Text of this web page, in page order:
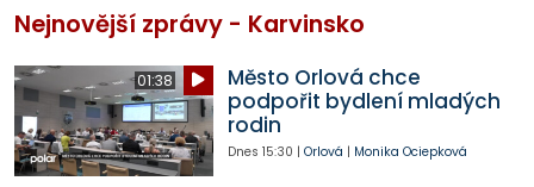
Nejnovější zprávy - Karvinsko
01:38
Město Orlová chce
podpořit bydlení mladých
rodin
Dnes 15:30 | Orlová | Monika Ociepková